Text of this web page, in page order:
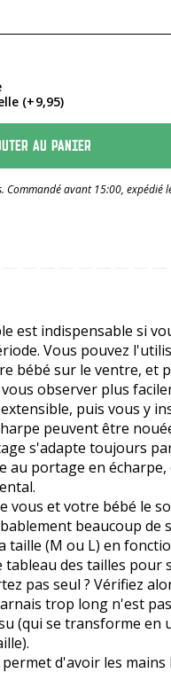
(+9,95)
AU PANIER
avant 15:00, expédié
est indispensable si
Vous pouvez
bébé sur le ventre, et
observer plus
puis vous y
peuvent être
s'adapte toujours
au portage en
vous et votre bébé le
beaucoup de
taille (M ou L) en
tableau des tailles pour
pas seul ? Vérifiez
trop long n'est
(qui se transforme en
d'avoir les